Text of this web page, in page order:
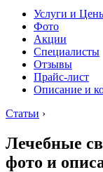
Услуги и
Фото
Акции
Специалисты
Отзывы
Прайс-лист
Описание и
Статьи ›
Лечебные
фото и